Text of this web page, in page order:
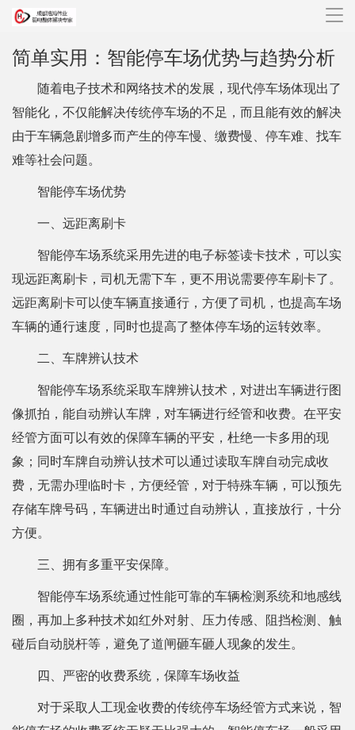
导
简单实用：智能停车场优势与趋势分析
随着电子技术和网络技术的发展，现代停车场体现出了
智能化，不仅能解决传统停车场的不足，而且能有效的解决
由于车辆急剧增多而产生的停车慢、缴费慢、停车难、找车
难等社会问题。
智能停车场优势
一、远距离刷卡
智能停车场系统采用先进的电子标签读卡技术，可以实
现远距离刷卡，司机无需下车，更不用说需要停车刷卡了。
远距离刷卡可以使车辆直接通行，方便了司机，也提高车场
车辆的通行速度，同时也提高了整体停车场的运转效率。
二、车牌辨认技术
智能停车场系统采取车牌辨认技术，对进出车辆进行图
像抓拍，能自动辨认车牌，对车辆进行经管和收费。在平安
经管方面可以有效的保障车辆的平安，杜绝一卡多用的现
象；同时车牌自动辨认技术可以通过读取车牌自动完成收
费，无需办理临时卡，方便经管，对于特殊车辆，可以预先
存储车牌号码，车辆进出时通过自动辨认，直接放行，十分
方便。
三、拥有多重平安保障。
智能停车场系统通过性能可靠的车辆检测系统和地感线
圈，再加上多种技术如红外对射、压力传感、阻挡检测、触
碰后自动脱杆等，避免了道闸砸车砸人现象的发生。
四、严密的收费系统，保障车场收益
对于采取人工现金收费的传统停车场经管方式来说，智